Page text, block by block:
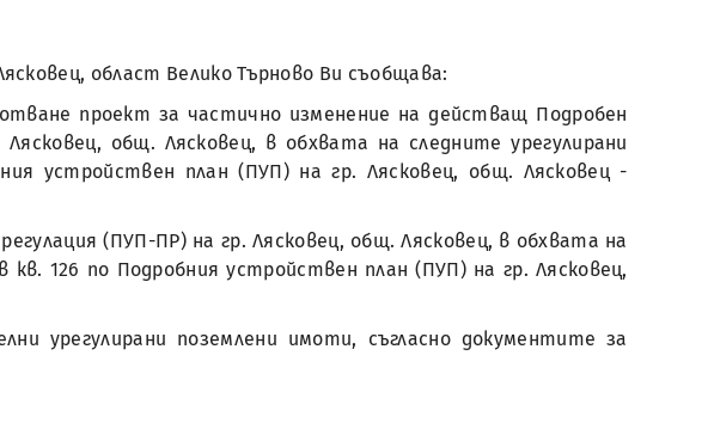
област Велико Търново Ви съобщава:
проект за частично изменение на действащ Подробен
общ. Лясковец, в обхвата на следните урегулирани
устройствен план (ПУП) на гр. Лясковец, общ. Лясковец -
(ПУП-ПР) на гр. Лясковец, общ. Лясковец, в обхвата на
126 по Подробния устройствен план (ПУП) на гр. Лясковец,
урегулирани поземлени имоти, съгласно документите за